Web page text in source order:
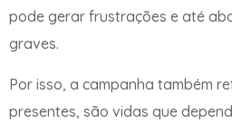
pode gerar frustrações e até
graves.
Por isso, a campanha também
presentes, são vidas que